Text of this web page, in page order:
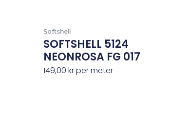
Softshell
SOFTSHELL 5124
NEONROSA FG 017
149,00 krper meter